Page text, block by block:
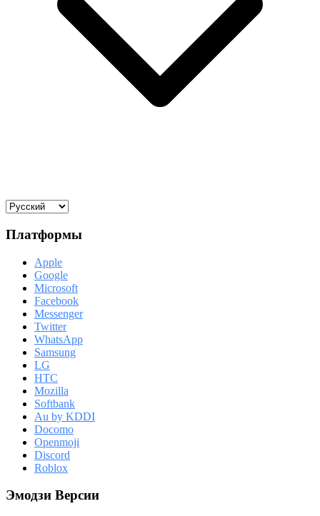
Платформы
Apple
Google
Microsoft
Facebook
Messenger
Twitter
WhatsApp
Samsung
LG
HTC
Mozilla
Softbank
Au by KDDI
Docomo
Openmoji
Discord
Roblox
Эмодзи Версии